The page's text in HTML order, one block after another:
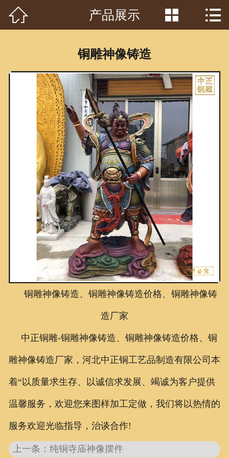
首页
产品中心
客户见证
常识问答
新闻资讯
荣誉资质
泥塑鉴赏
联系我们
 产品展示  
铜雕神像铸造
铜雕神像铸造、铜雕神像铸造价格、铜雕神像铸
造厂家
中正铜雕-铜雕神像铸造、 铜雕神像铸造价格、 铜
雕神像铸造厂家 ，河北中正铜工艺品制造有限公司本
着“以质量求生存、以诚信求发展、竭诚为客户提供
温馨服务，欢迎您来图样加工定做，我们将以热情的
服务欢迎光临指导，治谈合作!
上一条：纯铜寺庙神像摆件